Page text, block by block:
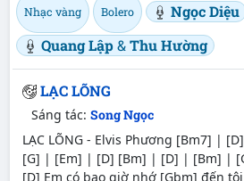
Nhạc vàng Bolero
Ngọc Diệu
Quang Lập&Thu Hường
LẠC LÕNG
Sáng tác: Song Ngọc
LẠC LÕNG - Elvis Phương [Bm7] |
[G] | [Em] | [D] [Bm] | [D] | [Bm] |
[D] Em có bao giờ nhớ [Gbm] đến